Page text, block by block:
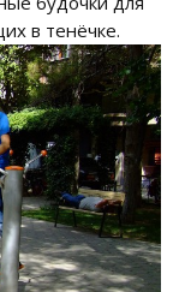
в тенёчке.